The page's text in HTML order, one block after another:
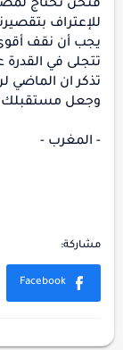
فنحن نحتاج
للإعتراف
يجب أن نقف
تتجلى في القدرة
تذكر ان
وجعل
- المغرب -